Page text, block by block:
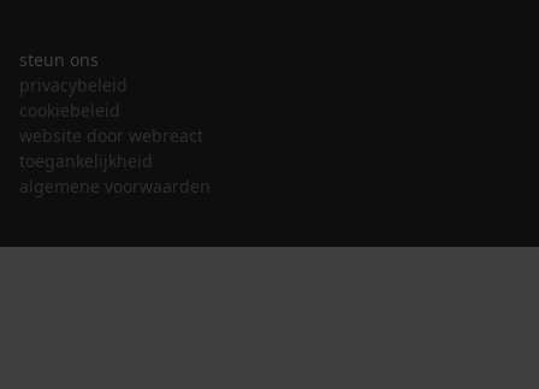
steun ons
privacybeleid
cookiebeleid
website door webreact
toegankelijkheid
algemene voorwaarden